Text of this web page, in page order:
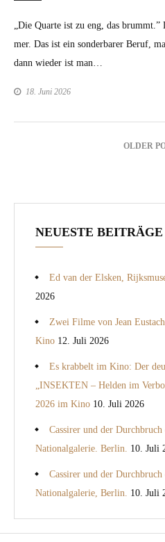
„Die Quarte ist zu eng, das
mer. Das ist ein son­der­bar­er Beruf,
dann wieder ist man…
18. Juni 2026
OLDER
NEUESTE BEITRÄGE
Ed van der Elsken,
2026
Zwei Filme von Jean
Kino 12. Juli 2026
Es krabbelt im Kino: Der
„INSEKTEN – Helden im
2026 im Kino 10. Juli 2026
Cassirer und der
Nationalgalerie. Berlin.
10. Juli
Cassirer und der
Nationalgalerie, Berlin.
10. Juli